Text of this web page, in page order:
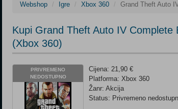
Webshop Igre Xbox 360 Grand Theft Auto
Kupi Grand Theft Auto IV
(Xbox 360)
PRIVREMENO
NEDOSTUPNO
Cijena: 21,90 €
Platforma: Xbox 360
Žanr: Akcija
Status: Privremeno